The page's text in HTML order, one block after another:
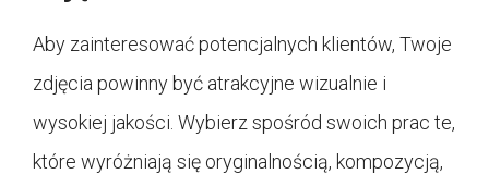
Aby zainteresować potencjalnych klientów, Twoje
zdjęcia powinny być atrakcyjne wizualnie i
wysokiej jakości. Wybierz spośród swoich prac te,
które wyróżniają się oryginalnością, kompozycją,